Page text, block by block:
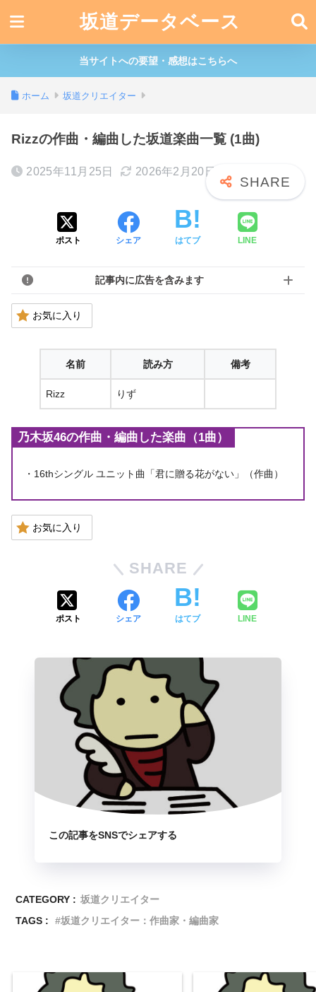
坂道データベース
当サイトへの要望・感想はこちらへ
ホーム 坂道クリエイター
Rizzの作曲・編曲した坂道楽曲一覧 (1曲)
2025年11月25日 2026年2月20日
ポスト シェア はてブ LINE
記事内に広告を含みます
お気に入り
名前 読み方 備考
Rizz りず
乃木坂46の作曲・編曲した楽曲（1曲）
・16thシングル ユニット曲「君に贈る花がない」（作曲）
お気に入り
SHARE
ポスト シェア はてブ LINE
この記事をSNSでシェアする
CATEGORY : 坂道クリエイター
TAGS :
坂道クリエイター：作曲家・編曲家